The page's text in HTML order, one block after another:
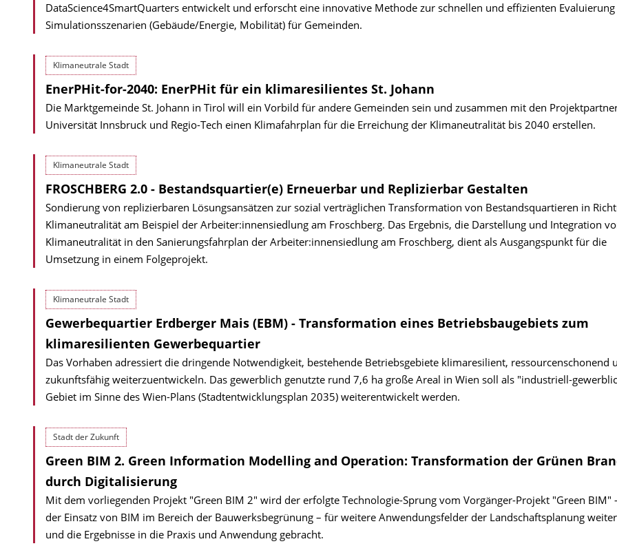
DataScience4SmartQuarters entwickelt und erforscht eine innovative Methode zur schnellen und effizienten
Simulations­szenarien (Gebäude/Energie, Mobilität) für Gemeinden.
Klimaneutrale Stadt
EnerPHit-for-2040: EnerPHit für ein klimaresilientes St. Johann
Die Marktgemeinde St. Johann in Tirol will ein Vorbild für andere Gemeinden sein und zusammen mit den
Universität Innsbruck und Regio-Tech einen Klimafahrplan für die Erreichung der Klimaneutralität bis 2040 erstellen.
Klimaneutrale Stadt
FROSCHBERG 2.0 - Bestandsquartier(e) Erneuerbar und Replizierbar Gestalten
Sondierung von replizierbaren Lösungsansätzen zur sozial verträglichen Transformation von Bestandsquartieren in
Klimaneutralität am Beispiel der Arbeiter:innen­siedlung am Froschberg. Das Ergebnis, die Darstellung und Integration
Klimaneutralität in den Sanierungsfahrplan der Arbeiter:innensiedlung am Froschberg, dient als Ausgangspunkt für die
Umsetzung in einem Folgeprojekt.
Klimaneutrale Stadt
Gewerbequartier Erdberger Mais (EBM) - Transformation eines Betriebsbaugebiets zum
klimaresilienten Gewerbequartier
Das Vorhaben adressiert die dringende Notwendigkeit, bestehende Betriebsgebiete klimaresilient, ressourcenschonend
zukunftsfähig weiterzuentwickeln. Das gewerblich genutzte rund 7,6 ha große Areal in Wien soll als "industriell-
Gebiet im Sinne des Wien-Plans (Stadtentwicklungsplan 2035) weiterentwickelt werden.
Stadt der Zukunft
Green BIM 2. Green Information Modelling and Operation: Transformation der Grünen
durch Digitalisierung
Mit dem vorliegenden Projekt "Green BIM 2" wird der erfolgte Technologie-Sprung vom Vorgänger-Projekt "Green BIM"
der Einsatz von BIM im Bereich der Bauwerksbegrünung – für weitere Anwendungsfelder der Landschaftsplanung
und die Ergebnisse in die Praxis und Anwendung gebracht.